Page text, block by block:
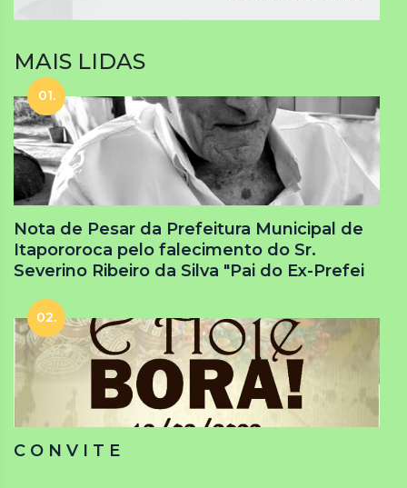
MAIS LIDAS
01.
Nota de Pesar da Prefeitura Municipal de
Itapororoca pelo falecimento do Sr.
Severino Ribeiro da Silva "Pai do Ex-Prefei
02.
C O N V I T E